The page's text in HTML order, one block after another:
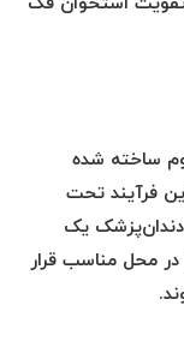
ساخته شده
فرآیند تحت
یک
محل مناسب قرار